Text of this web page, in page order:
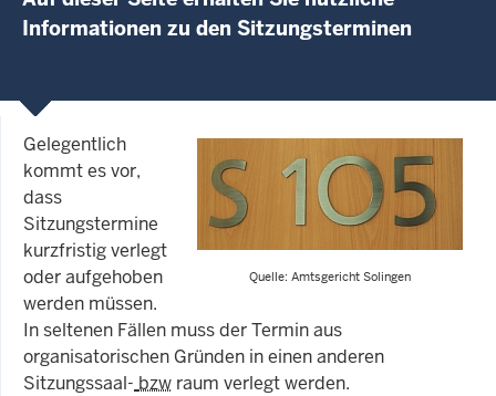
Informationen zu den Sitzungsterminen
Quelle: Amtsgericht Solingen
Gelegentlich
kommt es vor,
dass
Sitzungstermine
kurzfristig verlegt
oder aufgehoben
werden müssen.
In seltenen Fällen muss der Termin aus
organisatorischen Gründen in einen anderen
Sitzungssaal- bzw raum verlegt werden.